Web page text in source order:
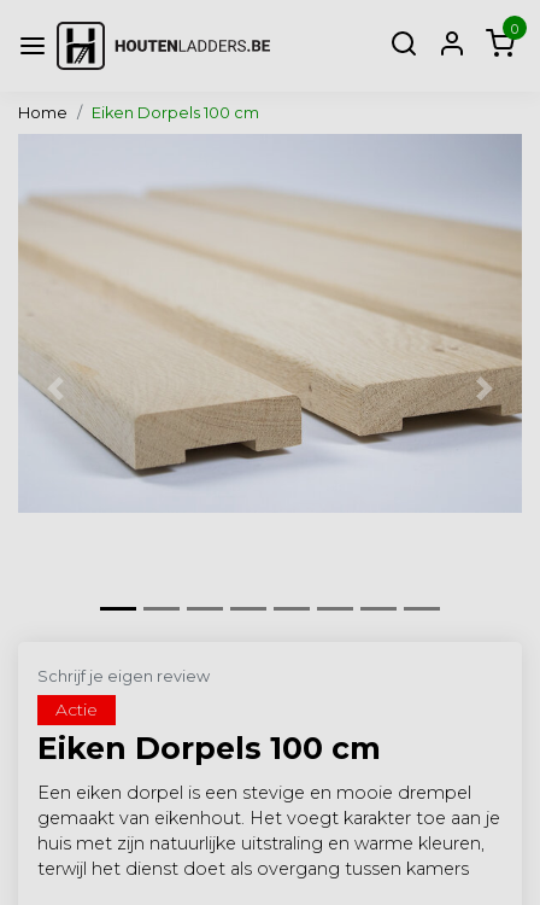
0
Home Eiken Dorpels 100 cm
Vorige
Schrijf je eigen review
Actie
Eiken Dorpels 100 cm
Een eiken dorpel is een stevige en mooie drempel
gemaakt van eikenhout. Het voegt karakter toe aan je
huis met zijn natuurlijke uitstraling en warme kleuren,
terwijl het dienst doet als overgang tussen kamers